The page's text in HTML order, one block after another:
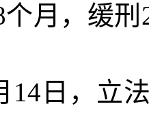
个月，缓刑
14 日，立